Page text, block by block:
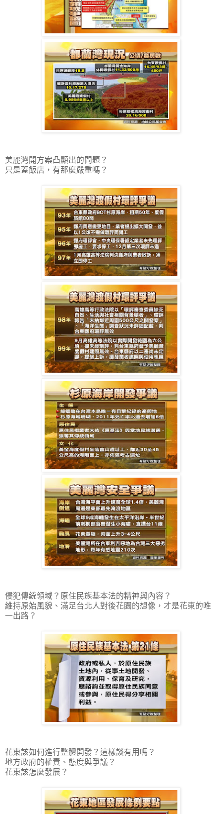
美麗灣開方案凸顯出的問題？
只是蓋飯店，有那麼嚴重嗎？
侵犯傳統領域？原住民族基本法的精神與內容？
維持原始風貌、滿足台北人對後花園的想像，才是花東的唯
一出路？
花東該如何進行整體開發？這樣談有用嗎？
地方政府的權責、態度與爭議？
花東該怎麼發展？